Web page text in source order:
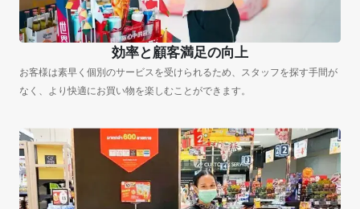
効率と顧客満足の向上
お客様は素早く個別のサービスを受けられるため、スタッフを探す手間が
なく、より快適にお買い物を楽しむことができます。